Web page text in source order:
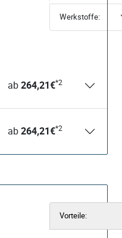
Werkstoffe:
ab264,21€*2
ab264,21€*2
Vorteile: